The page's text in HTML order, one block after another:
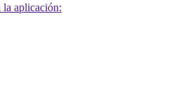
la aplicación: